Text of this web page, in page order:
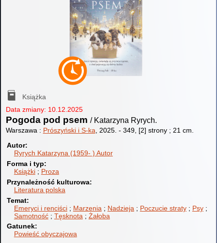
Książka
Data zmiany: 10.12.2025
Pogoda pod psem / Katarzyna Ryrych.
Warszawa : Prószyński i S-ka, 2025. - 349, [2] strony ; 21 cm.
Autor
Ryrych Katarzyna (1959- ) Autor
Forma i typ
Książki
Proza
Przynależność kulturowa
Literatura polska
Temat
Emeryci i renciści
Marzenia Nadzieja Poczucie straty
Psy
Samotność
Tęsknota
Żałoba
Gatunek
Powieść obyczajowa